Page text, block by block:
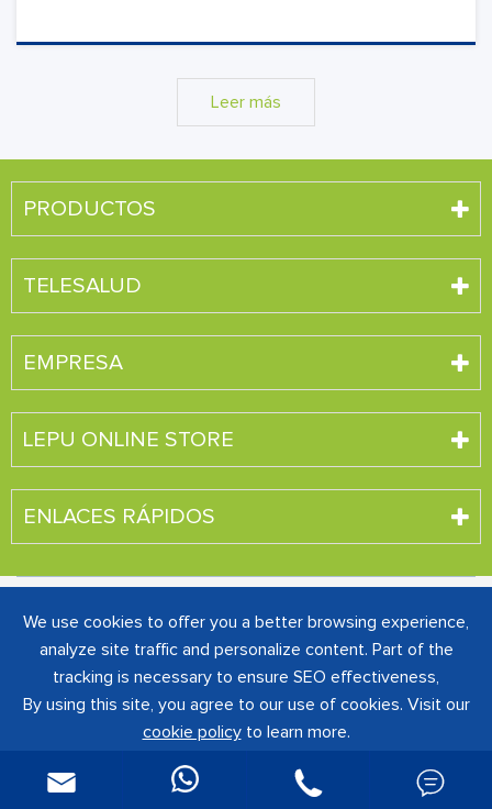
Leer más
PRODUCTOS
TELESALUD
EMPRESA
LEPU ONLINE STORE
ENLACES RÁPIDOS
Derechos DE AUTOR © SHENZHEN CREATIVE
INDUSTRY CO., LTD.Todos los derechos reservados.
粤ICP备16060242号-1
Sitemap|Política de
  
We use cookies to offer you a better browsing experience,
analyze site traffic and personalize content. Part of the
tracking is necessary to ensure SEO effectiveness,
By using this site, you agree to our use of cookies. Visit our
cookie policyto learn more.
Reject Accept